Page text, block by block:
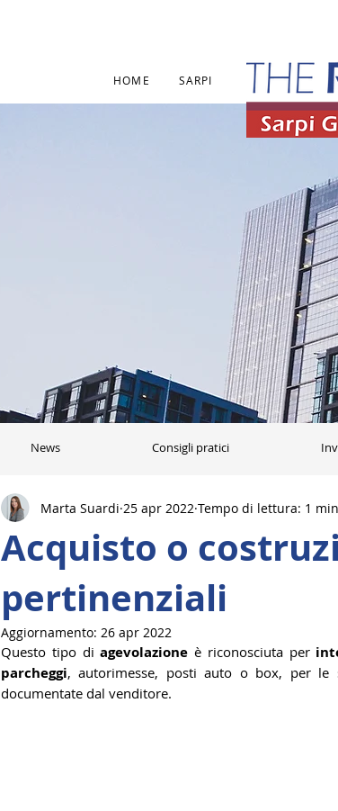
HOME SARPI
News Consigli pratici
Acquisto o
pertinenziali
Marta Suardi 25 apr 2022 Tempo di lettura: 1 min
Aggiornamento: 26 apr 2022
Questo tipo di agevolazione è riconosciuta per
parcheggi, autorimesse, posti auto o box, per le
documentate dal venditore.